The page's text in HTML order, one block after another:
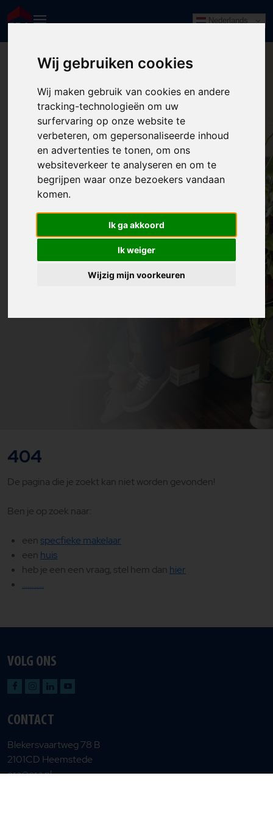
Wij gebruiken cookies
Wij maken gebruik van cookies en andere
tracking-technologieën om uw
surfervaring op onze website te
verbeteren, om gepersonaliseerde inhoud
en advertenties te tonen, om ons
websiteverkeer te analyseren en om te
begrijpen waar onze bezoekers vandaan
komen.
Ik ga akkoord
Ik weiger
Wijzig mijn voorkeuren
Nederlands
Wellicht elders?
404
De pagina die je zoekt kan niet worden gevonden!
Ben je op zoek naar:
eenspecfieke makelaar
een huis
heb je een een vraag, stel hem dan hier
............
VOLG ONS
CONTACT
Blekersvaartweg 78 B
2101CD Heemstede
era@era.nl